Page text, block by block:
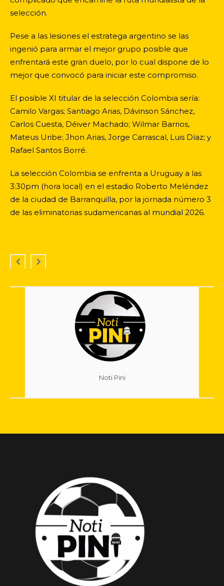
selección.
Pese a las lesiones el estratega argentino se las
ingenió para armar el mejor grupo posible que
enfrentará este gran duelo, por lo cual dispone de lo
mejor que convocó para iniciar este compromiso.
El posible XI titular de la selección Colombia sería:
Camilo Vargas; Santiago Arias, Dávinson Sánchez,
Carlos Cuesta, Déiver Machado; Wilmar Barrios,
Mateus Uribe; Jhon Arias, Jorge Carrascal, Luis Díaz; y
Rafael Santos Borré.
La selección Colombia se enfrenta a Uruguay a las
3:30pm (hora local) en el estadio Roberto Meléndez
de la ciudad de Barranquilla, por la jornada número 3
de las eliminatorias sudamericanas al mundial 2026.
Noti Pini